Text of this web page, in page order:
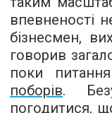
впевненості
бізнесмен,
говорив
поки
поборів.
погодитися,